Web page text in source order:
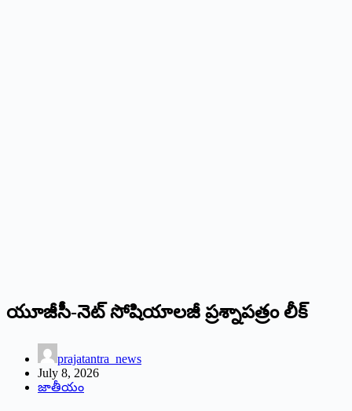
యూజీసీ-నెట్‌ ‌సోషియాలజీ ప్రశ్నాపత్రం లీక్‌
prajatantra_news
July 8, 2026
జాతీయం